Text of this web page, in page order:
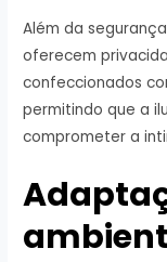
Além da
oferecem
confeccionados
permitindo que a
comprometer a